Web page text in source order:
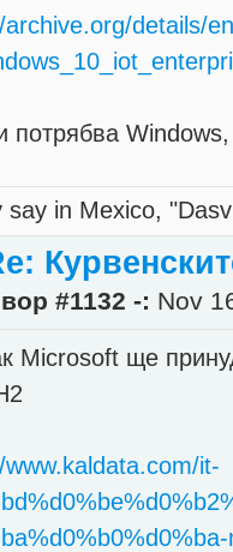
archive.org/details/
потрябва
say in Mexico,
#1132 -: Nov
Microsoft ще
www.kaldata.com/it-